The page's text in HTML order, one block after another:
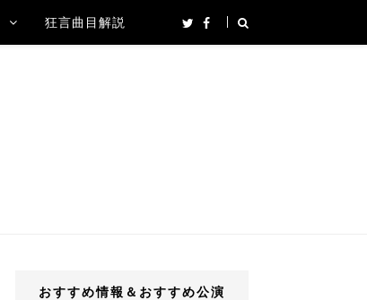
狂言曲目解説
おすすめ情報＆おすすめ公演